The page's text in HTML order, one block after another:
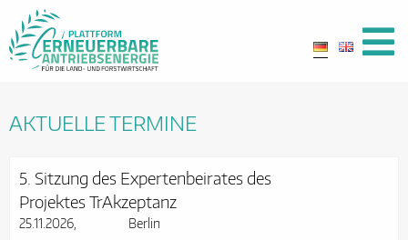
AKTUELLE TERMINE
5. Sitzung des Expertenbeirates des
Projektes TrAkzeptanz
25.11.2026 Berlin